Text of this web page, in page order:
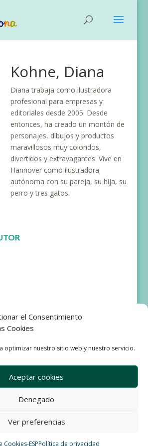
el Consentimiento
Cookies
optimizar nuestro sitio web y nuestro servicio.
Aceptar cookies
Denegado
Ver preferencias
Cookies-ESPPolítica de privacidad
Kohne, Diana
Diana trabaja como ilustradora
profesional para empresas y
editoriales desde 2005. Desde
entonces, ha creado un montón de
personajes, dibujos y productos
maravillosos muy coloridos,
divertidos y extravagantes. Vive en
Hannover como ilustradora
autónoma con su pareja, su hija, su
perro y tres gatos.
Aviso Legal
de Venta